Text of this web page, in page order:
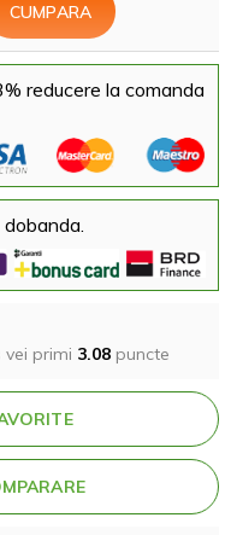
reducere la comanda
primi 3.08 puncte